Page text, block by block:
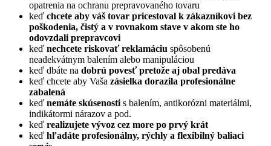
opatrenia na ochranu prepravovaného tovaru
keď chcete aby váš tovar pricestoval k zákazníkovi bez
poškodenia, čistý a v rovnakom stave v akom ste ho
odovzdali prepravcovi
keď nechcete riskovať reklamáciu spôsobenú
neadekvátnym balením alebo manipuláciou
keď dbáte na dobrú povesť pretože aj obal predáva
keď chcete aby Vaša zásielka dorazila profesionálne
zabalená
keď nemáte skúsenosti s balením, antikorózni materiálmi,
indikátormi nárazov a pod.
keď realizujete vývoz cez more po prvý krát
keď hľadáte profesionálny, rýchly a flexibilný baliaci